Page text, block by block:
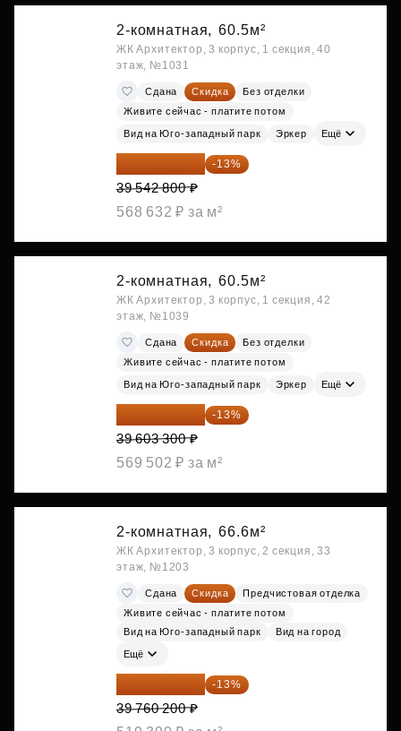
2-комнатная, 60.5м²
ЖК Архитектор, 3 корпус, 1 секция, 40
этаж, №1031
Сдана Скидка
Без отделки
Живите сейчас - платите потом
Вид на Юго-западный парк Эркер Ещё
34 402 236 ₽ -13%
39 542 800 ₽
568 632 ₽ за м²
2-комнатная, 60.5м²
ЖК Архитектор, 3 корпус, 1 секция, 42
этаж, №1039
Сдана Скидка
Без отделки
Живите сейчас - платите потом
Вид на Юго-западный парк Эркер Ещё
34 454 871 ₽ -13%
39 603 300 ₽
569 502 ₽ за м²
2-комнатная, 66.6м²
ЖК Архитектор, 3 корпус, 2 секция, 33
этаж, №1203
Сдана Скидка
Предчистовая отделка
Живите сейчас - платите потом
Вид на Юго-западный парк
Вид на город
Ещё
34 591 374 ₽ -13%
39 760 200 ₽